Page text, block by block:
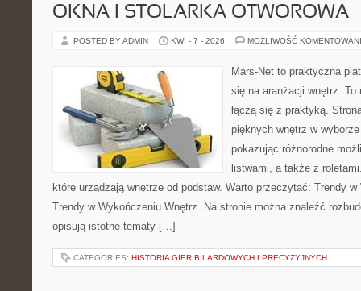
OKNA I STOLARKA OTWOROWA
POSTED BY ADMIN KWI - 7 - 2026 MOŻLIWOŚĆ
Mars-Net to praktyczna
się na aranżacji wnętrz.
łączą się z praktyką.
pięknych wnętrz w
pokazując różnorodne
listwami, a także z
które urządzają wnętrze od podstaw. Warto przeczytać: Trendy
Trendy w Wykończeniu Wnętrz. Na stronie można znaleźć
opisują istotne tematy […]
CATEGORIES: HISTORIA GIER BILARDOWYCH I PRECYZYJNYCH